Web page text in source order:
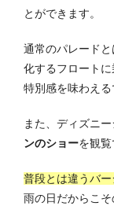
とができます。
通常のパレード
化するフロートに
特別感を味わえる
また、ディズニ
ンのショーを観覧
普段とは違うバ
雨の日だからこそ